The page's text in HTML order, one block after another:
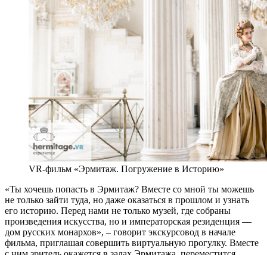
VR-фильм «Эрмитаж. Погружение в Историю»
«Ты хочешь попасть в Эрмитаж? Вместе со мной ты можешь
не только зайти туда, но даже оказаться в прошлом и узнать
его историю. Перед нами не только музей, где собраны
произведения искусства, но и императорская резиденция —
дом русских монархов», ‒ говорит экскурсовод в начале
фильма, приглашая совершить виртуальную прогулку. Вместе